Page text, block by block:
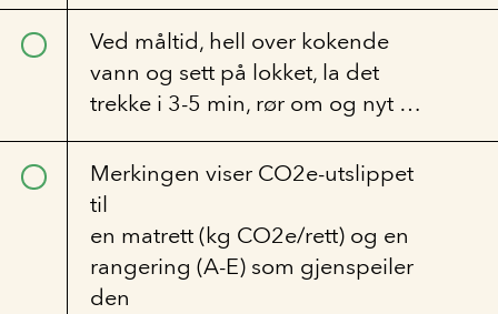
Ved måltid, hell over kokende
vann og sett på lokket, la det
trekke i 3-5 min, rør om og nyt …
Merkingen viser CO2e-utslippet
til
en matrett (kg CO2e/rett) og en
rangering (A-E) som gjenspeiler
den